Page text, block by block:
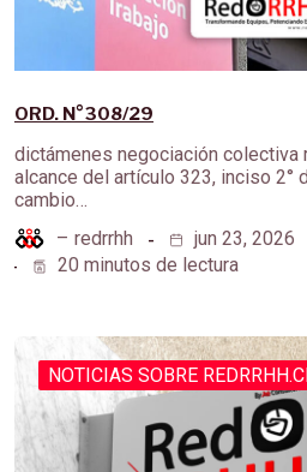
ORD. N°308/29
dictámenes negociación colectiva
alcance del artículo 323, inciso 2°
cambio…
– redrrhh
jun 23, 2026
20 minutos de lectura
NOTICIAS SOBRE